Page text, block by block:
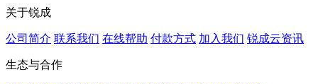
关于锐成
公司简介 联系我们 在线帮助 付款方式 加入我们 锐成云资讯
生态与合作